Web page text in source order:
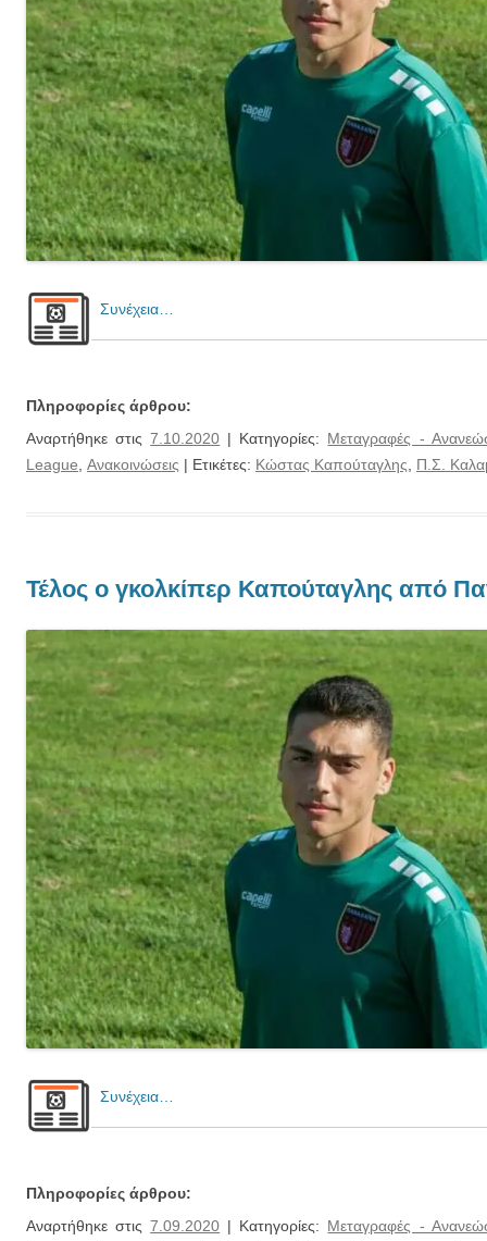
Συνέχεια…
Πληροφορίες άρθρου:
Αναρτήθηκε στις7.10.2020 | Κατηγορίες: Μεταγραφές -
League, Ανακοινώσεις | Ετικέτες: Κώστας Καπούταγλης, Π.Σ.
Τέλος ο γκολκίπερ Καπούταγλης από
Συνέχεια…
Πληροφορίες άρθρου:
Αναρτήθηκε στις7.09.2020 | Κατηγορίες: Μεταγραφές -